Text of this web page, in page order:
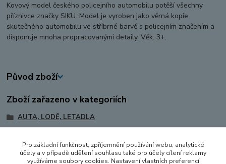
Kovový model českého policejního automobilu potěší všechny
příznivce značky SIKU. Model je vyroben jako věrná kopie
skutečného automobilu ve stříbrné barvě s policejním značením a
disponuje mnoha propracovanými detaily. Věk: 3+.
Původ zboží
Zboží zařazeno v kategoriích
AUTA, LODĚ, LETADLA
POLICIE, HASIČI A ZÁCHRANÁŘI
Pro základní funkčnost, zpříjemnění používání webu, analytické
účely a v případě udělení souhlasu také pro účely cílení reklamy
využíváme soubory cookies. Nastavení vlastních preferencí